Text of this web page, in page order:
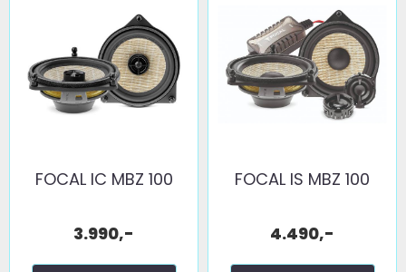
FOCAL IC MBZ 100
3.990,-
FOCAL IS MBZ 100
4.490,-